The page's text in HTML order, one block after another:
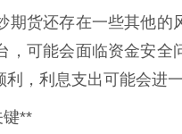
期货还存在一些其他的
，可能会面临资金安全
，利息支出可能会进一
键**